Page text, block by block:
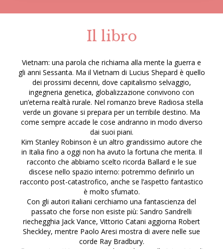
Il libro
Vietnam: una parola che richiama alla mente la guerra e
gli anni Sessanta. Ma il Vietnam di Lucius Shepard è quello
dei prossimi decenni, dove capitalismo selvaggio,
ingegneria genetica, globalizzazione convivono con
un’eterna realtà rurale. Nel romanzo breve Radiosa stella
verde un giovane si prepara per un terribile destino. Ma
come sempre accade le cose andranno in modo diverso
dai suoi piani.
Kim Stanley Robinson è un altro grandissimo autore che
in Italia fino a oggi non ha avuto la fortuna che merita. Il
racconto che abbiamo scelto ricorda Ballard e le sue
discese nello spazio interno: potremmo definirlo un
racconto post-catastrofico, anche se l’aspetto fantastico
è molto sfumato.
Con gli autori italiani cerchiamo una fantascienza del
passato che forse non esiste più: Sandro Sandrelli
riechegghia Jack Vance, Vittorio Catani aggiorna Robert
Sheckley, mentre Paolo Aresi mostra di avere nelle sue
corde Ray Bradbury.